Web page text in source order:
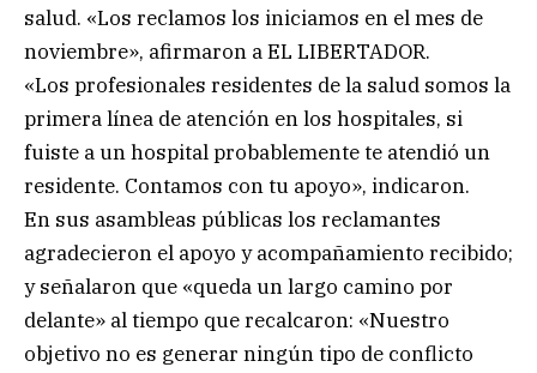
salud. «Los reclamos los iniciamos en el mes de
noviembre», afirmaron a EL LIBERTADOR.
«Los profesionales residentes de la salud somos la
primera línea de atención en los hospitales, si
fuiste a un hospital probablemente te atendió un
residente. Contamos con tu apoyo», indicaron.
En sus asambleas públicas los reclamantes
agradecieron el apoyo y acompañamiento recibido;
y señalaron que «queda un largo camino por
delante» al tiempo que recalcaron: «Nuestro
objetivo no es generar ningún tipo de conflicto